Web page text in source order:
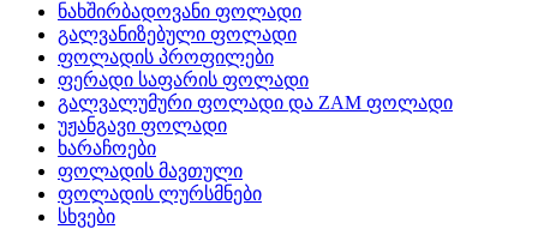
ნახშირბადოვანი ფოლადი
გალვანიზებული ფოლადი
ფოლადის პროფილები
ფერადი საფარის ფოლადი
გალვალუმური ფოლადი და ZAM ფოლადი
უჟანგავი ფოლადი
ხარაჩოები
ფოლადის მავთული
ფოლადის ლურსმნები
სხვები